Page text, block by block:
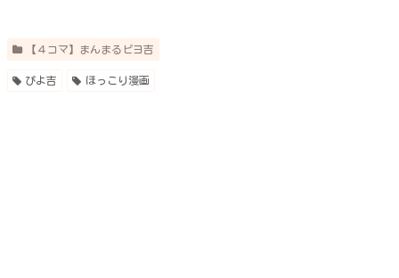
【４コマ】まんまるピヨ吉
ぴよ吉 ほっこり漫画